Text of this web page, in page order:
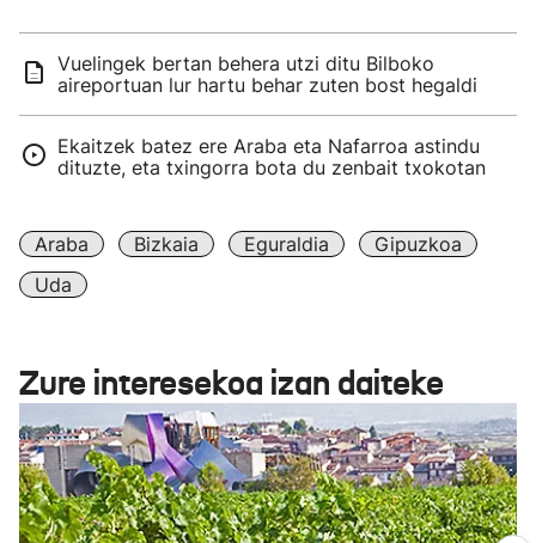
Vuelingek bertan behera utzi ditu Bilboko
aireportuan lur hartu behar zuten bost hegaldi
Ekaitzek batez ere Araba eta Nafarroa astindu
dituzte, eta txingorra bota du zenbait txokotan
Araba Bizkaia Eguraldia
Gipuzkoa
Uda
Zure interesekoa izan daiteke